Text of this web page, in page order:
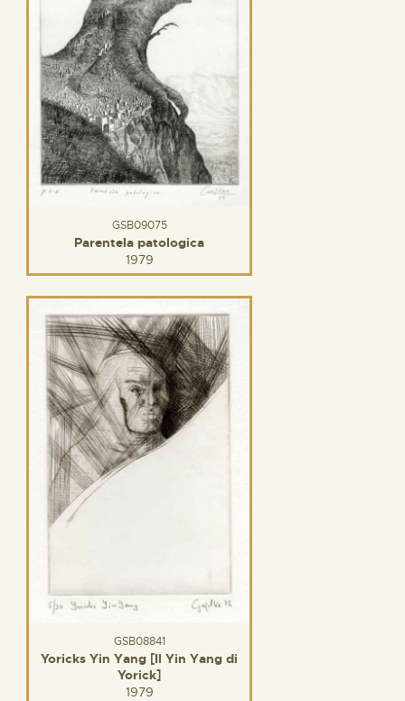
GSB09075
Parentela patologica
1979
GSB08841
Yoricks Yin Yang [Il Yin Yang di
Yorick]
1979